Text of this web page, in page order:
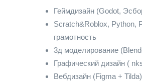
Геймдизайн (Godot,
Scratch&Roblox, Python,
грамотность
3д моделирование
Графический дизайн (
Вебдизайн (Figma + Tilda)